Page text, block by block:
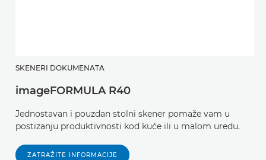
SKENERI DOKUMENATA
imageFORMULA R40
Jednostavan i pouzdan stolni skener pomaže vam u
postizanju produktivnosti kod kuće ili u malom uredu.
ZATRAŽITE INFORMACIJE